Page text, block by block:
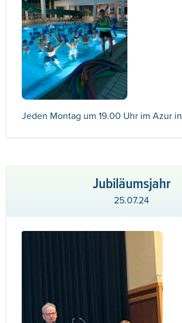
Jeden Montag um 19.00 Uhr im Azur
Jubiläumsjahr
25.07.24